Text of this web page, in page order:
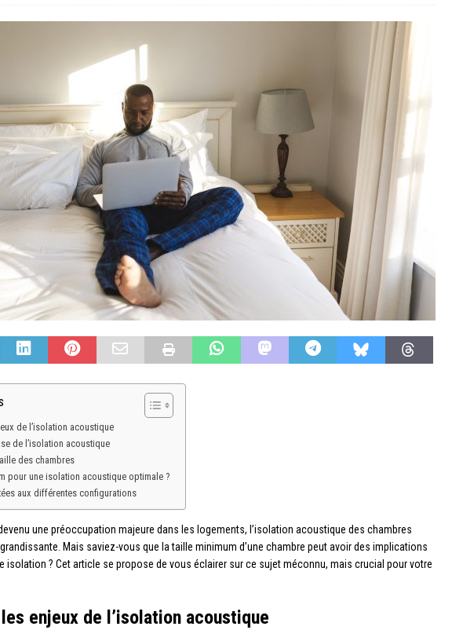
de l’isolation acoustique
de l’isolation acoustique
des chambres
pour une isolation acoustique optimale ?
aux différentes configurations
une préoccupation majeure dans les logements, l’isolation acoustique des chambres
Mais saviez-vous que la taille minimum d’une chambre peut avoir des implications
isolation ? Cet article se propose de vous éclairer sur ce sujet méconnu, mais crucial pour votre
enjeux de l’isolation acoustique